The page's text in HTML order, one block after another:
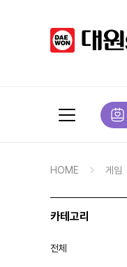
HOME 게임
카테고리
전체